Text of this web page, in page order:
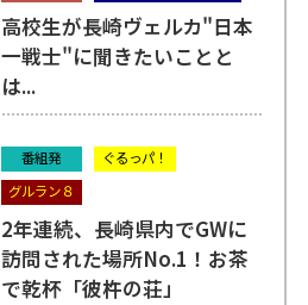
高校生が長崎ヴェルカ"日本
一戦士"に聞きたいことと
は...
番組発
ぐるっパ！
グルラン８
2年連続、長崎県内でGWに
訪問された場所No.1！お茶
で乾杯「彼杵の荘」